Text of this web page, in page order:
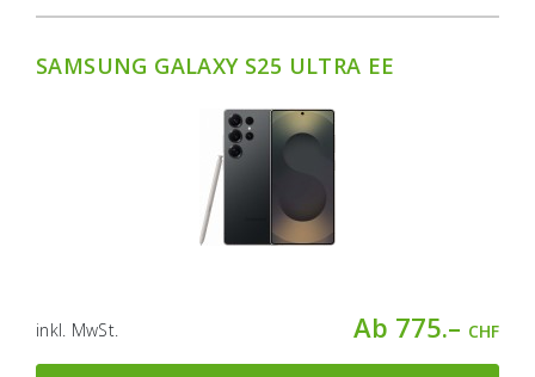
SAMSUNG GALAXY S25 ULTRA EE
inkl. MwSt. Ab 775.– CHF